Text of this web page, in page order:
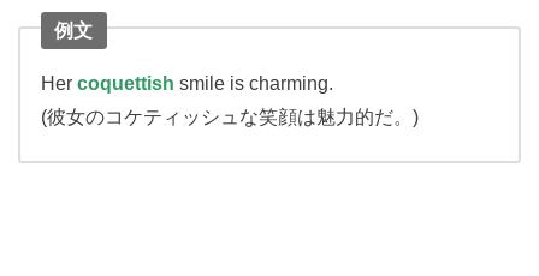
例文
Her coquettish smile is charming.
(彼女のコケティッシュな笑顔は魅力的だ。)